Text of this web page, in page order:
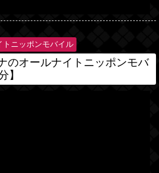
トニッポンモバイル
のオールナイトニッポンモバ
】